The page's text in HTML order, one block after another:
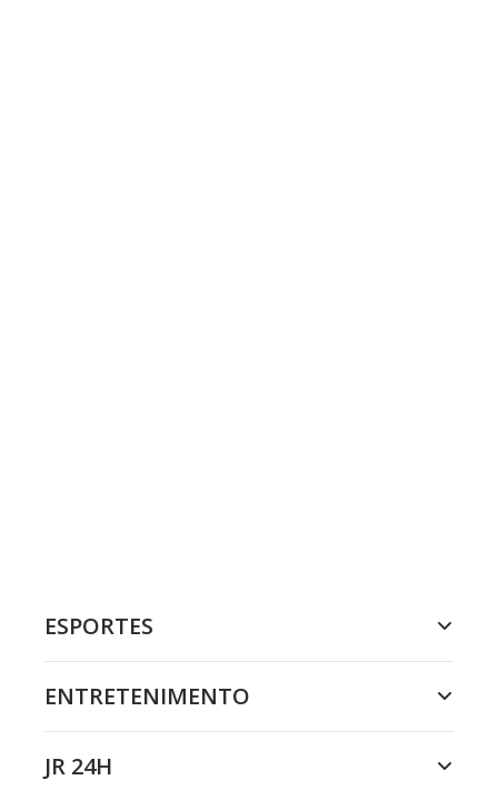
ESPORTES
ENTRETENIMENTO
JR 24H